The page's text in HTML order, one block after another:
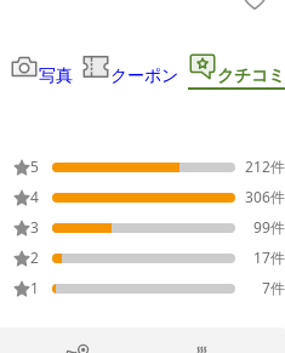
写真 クーポン クチコミ
5 212件
4
306件
3
99件
2
17件
1
7件